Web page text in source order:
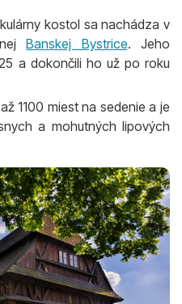
kostol sa nachádza v
Banskej Bystrice. Jeho
a dokončili ho už po roku
1100 miest na sedenie a je
a mohutných lipových